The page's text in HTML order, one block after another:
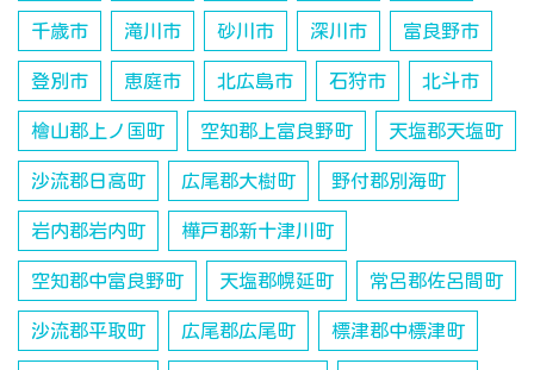
千歳市 滝川市 砂川市 深川市 富良野市
登別市 恵庭市 北広島市 石狩市 北斗市
檜山郡上ノ国町 空知郡上富良野町 天塩郡天塩町
沙流郡日高町 広尾郡大樹町 野付郡別海町
岩内郡岩内町 樺戸郡新十津川町
空知郡中富良野町 天塩郡幌延町 常呂郡佐呂間町
沙流郡平取町 広尾郡広尾町 標津郡中標津町